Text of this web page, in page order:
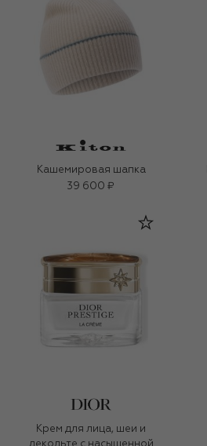
Кашемировая шапка
39 600 ₽
Крем для лица, шеи и